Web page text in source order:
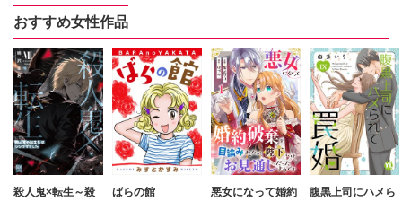
おすすめ女性作品
殺人鬼×転生～殺
ばらの館
悪女になって婚約
腹黒上司にハメら